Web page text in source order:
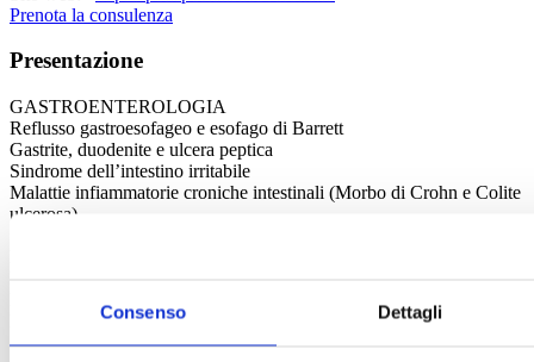
Consenso Dettagli
Prenota la consulenza
Presentazione
GASTROENTEROLOGIA
Reflusso gastroesofageo e esofago di Barrett
Gastrite, duodenite e ulcera peptica
Sindrome dell’intestino irritabile
Malattie infiammatorie croniche intestinali (Morbo di Crohn e Colite
ulcerosa)
Malattia diverticolare
SIBO (Overgrowth batterico intestinale)